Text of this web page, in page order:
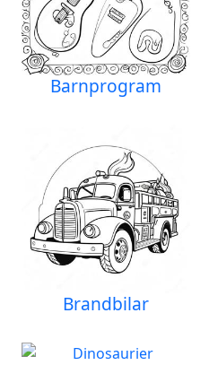
Barnprogram
Brandbilar